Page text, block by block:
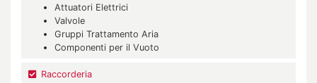
Attuatori Elettrici
Valvole
Gruppi Trattamento Aria
Componenti per il Vuoto
Raccorderia